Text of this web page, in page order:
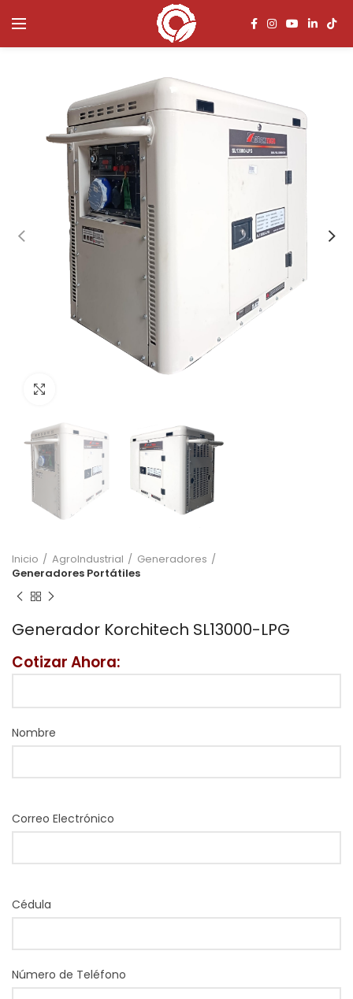
Inicio AgroIndustrial
Generadores
Generadores Portátiles
Generador Korchitech SL13000-LPG
Cotizar Ahora:
Nombre
Correo Electrónico
Cédula
Número de Teléfono